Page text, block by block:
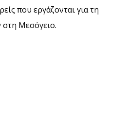
που εργάζονται για τη
Μεσόγειο.